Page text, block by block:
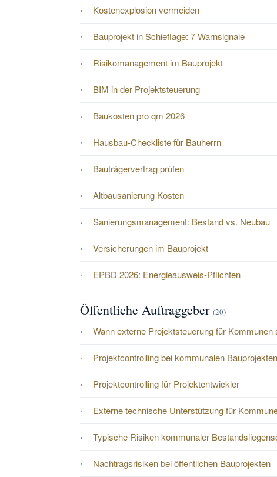
Kostenexplosion vermeiden
Bauprojekt in Schieflage: 7 Warnsignale
Risikomanagement im Bauprojekt
BIM in der Projektsteuerung
Baukosten pro qm 2026
Hausbau-Checkliste für Bauherrn
Bauträgervertrag prüfen
Altbausanierung Kosten
Sanierungsmanagement: Bestand vs. Neubau
Versicherungen im Bauprojekt
EPBD 2026: Energieausweis-Pflichten
Öffentliche Auftraggeber (20)
Wann externe Projektsteuerung für Kommunen
Projektcontrolling bei kommunalen Bauprojekten
Projektcontrolling für Projektentwickler
Externe technische Unterstützung für
Typische Risiken kommunaler
Nachtragsrisiken bei öffentlichen Bauprojekten